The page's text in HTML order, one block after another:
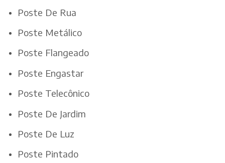
Poste De Rua
Poste Metálico
Poste Flangeado
Poste Engastar
Poste Telecônico
Poste De Jardim
Poste De Luz
Poste Pintado